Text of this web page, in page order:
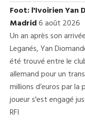
Foot: l'Ivoirien Yan
Madrid6 août 2026
Un an après son
Leganés, Yan
été trouvé entre le
allemand pour un
millions d’euros par la
joueur s'est engagé
RFI